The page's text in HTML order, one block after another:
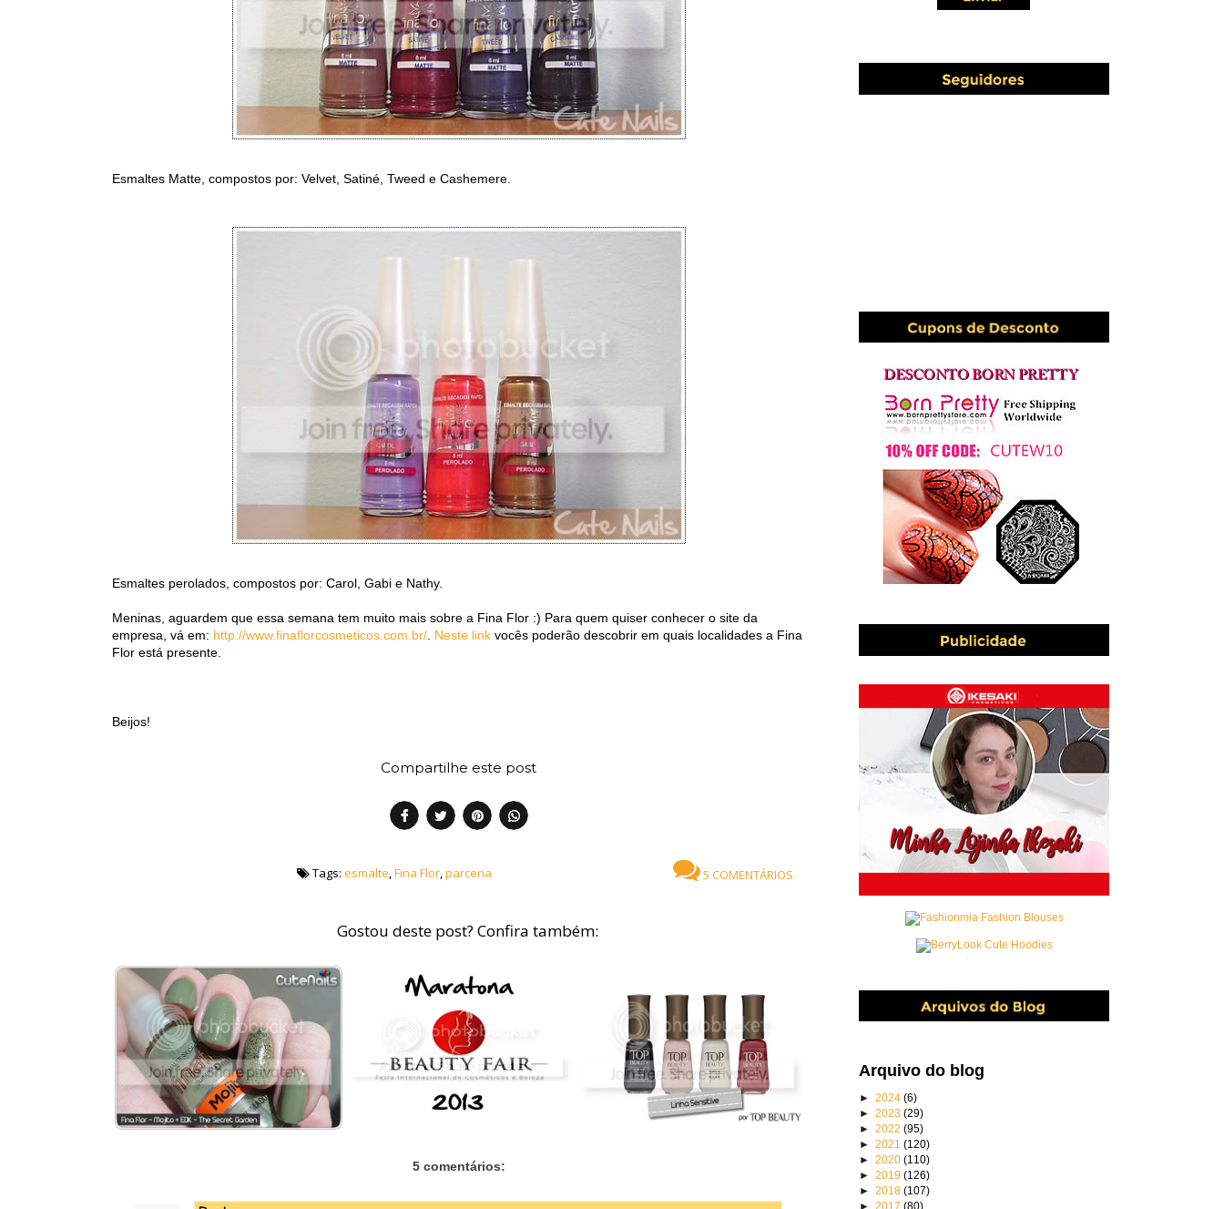
Esmaltes Matte, compostos por: Velvet, Satiné, Tweed e Cashemere.
Esmaltes perolados, compostos por: Carol, Gabi e Nathy.
Meninas, aguardem que essa semana tem muito mais sobre a Fina Flor :) Para quem quiser conhecer o site da
empresa, vá em: http://www.finaflorcosmeticos.com.br/ Neste link vocês poderão descobrir em quais localidades a Fina
Flor está presente.
Beijos!
Compartilhe este post
5 COMENTÁRIOS
Tags: esmalte,Fina Flor,parceria
Gostou deste post? Confira também:
5 comentários:
Arquivo do blog
►2024(6)
►2023(29)
►2022(95)
►2021(120)
►2020(110)
►2019(126)
►2018(107)